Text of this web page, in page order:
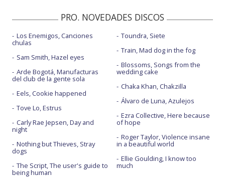
PRO. NOVEDADES DISCOS
Los Enemigos, Canciones
chulas
Sam Smith, Hazel eyes
Arde Bogotá, Manufacturas
del club de la gente sola
Eels, Cookie happened
Tove Lo, Estrus
Carly Rae Jepsen, Day and
night
Nothing but Thieves, Stray
dogs
The Script, The user's guide to
being human
Toundra, Siete
Train, Mad dog in the fog
Blossoms, Songs from the
wedding cake
Chaka Khan, Chakzilla
Álvaro de Luna, Azulejos
Ezra Collective, Here because
of hope
Roger Taylor, Violence insane
in a beautiful world
Ellie Goulding, I know too
much